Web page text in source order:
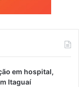
em hospital,
Itaguaí